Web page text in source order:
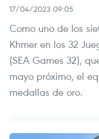
17/04/2023 09:05
Como uno de los
Khmer en los 32
(SEA Games 32),
mayo próximo, el
medallas de oro.